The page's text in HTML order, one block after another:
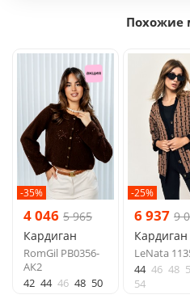
Похожие
-35%
4 046 5 965
Кардиган
RomGil РВ0356-
АК2
42 44 46 48 50
-25%
6 937 9
Кардиган
LeNata
44 46 48
54